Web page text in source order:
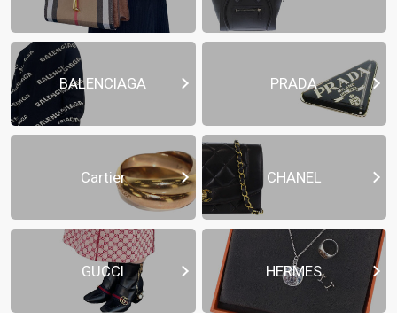
BALENCIAGA PRADA
Cartier CHANEL
GUCCI HERMES